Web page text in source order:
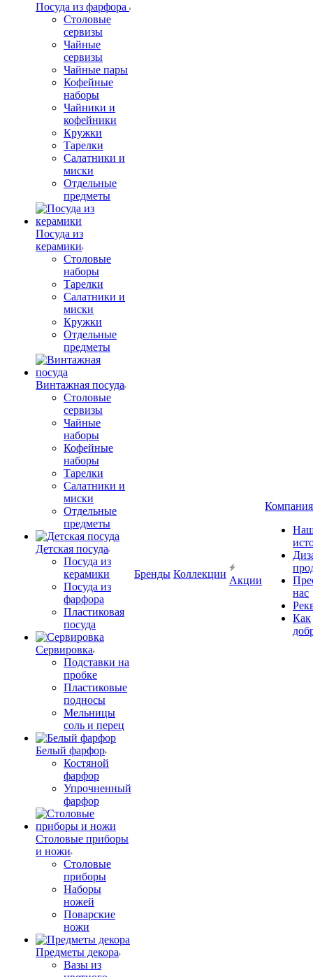
Посуда из фарфора
Столовые
сервизы
Чайные
сервизы
Чайные пары
Кофейные
наборы
Чайники и
кофейники
Кружки
Тарелки
Салатники и
миски
Отдельные
предметы
Посуда из
керамики
Столовые
наборы
Тарелки
Салатники и
миски
Кружки
Отдельные
предметы
Винтажная посуда
Столовые
сервизы
Чайные
наборы
Кофейные
наборы
Тарелки
Салатники и
миски
Отдельные
предметы
Детская посуда
Посуда из
керамики
Посуда из
фарфора
Пластиковая
посуда
Сервировка
Подставки на
пробке
Пластиковые
подносы
Мельницы
соль и перец
Белый фарфор
Костяной
фарфор
Упрочненный
фарфор
Столовые приборы
и ножи
Столовые
приборы
Наборы
ножей
Поварские
ножи
Предметы декора
Вазы из
Бренды Коллекции
Акции
Компания
нас
Как